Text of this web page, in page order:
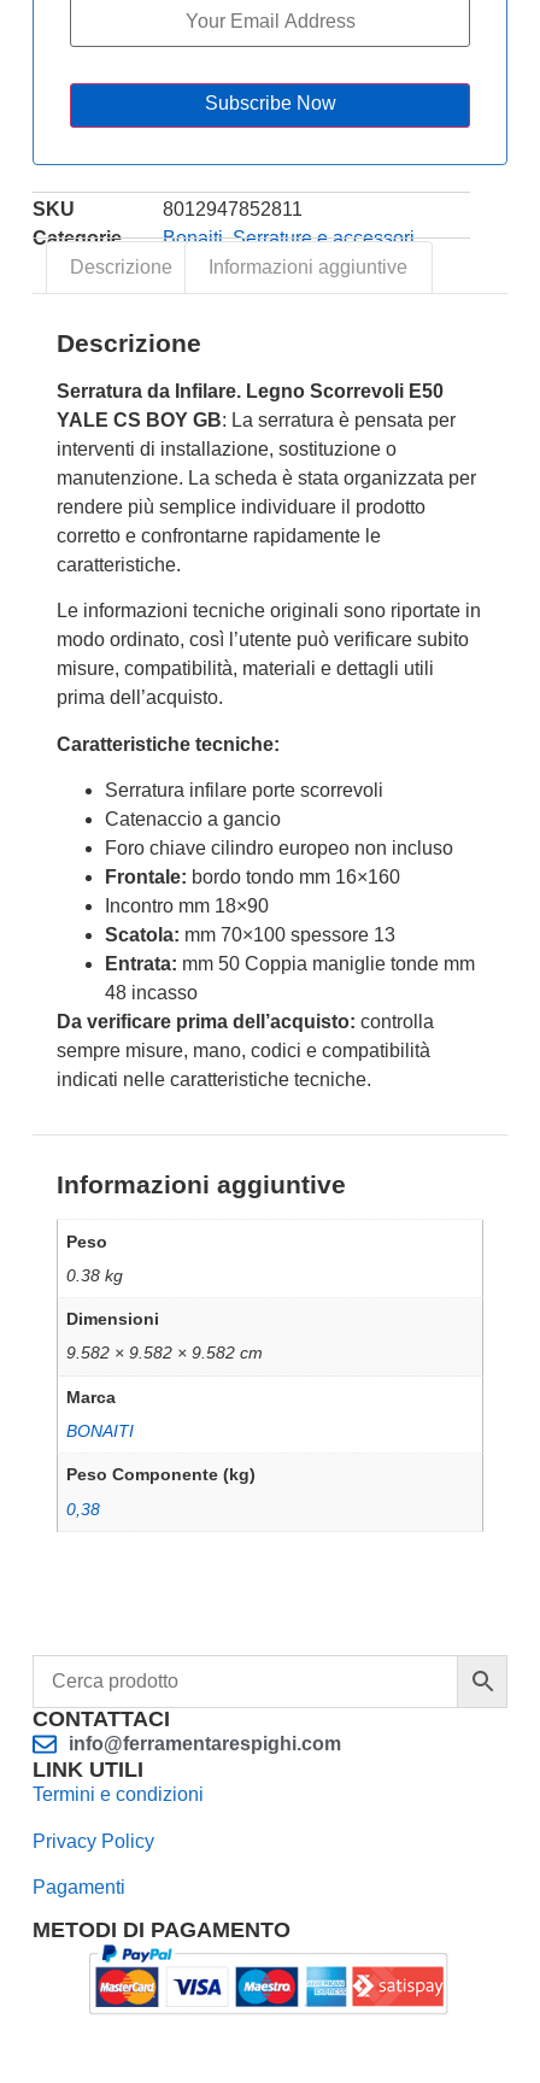
Subscribe Now
SKU
8012947852811
Categorie
Bonaiti,Serrature e accessori
Descrizione
Informazioni aggiuntive
Descrizione
Serratura da Infilare. Legno Scorrevoli E50
YALE CS BOY GB: La serratura è pensata per
interventi di installazione, sostituzione o
manutenzione. La scheda è stata organizzata per
rendere più semplice individuare il prodotto
corretto e confrontarne rapidamente le
caratteristiche.
Le informazioni tecniche originali sono riportate in
modo ordinato, così l’utente può verificare subito
misure, compatibilità, materiali e dettagli utili
prima dell’acquisto.
Caratteristiche tecniche:
Serratura infilare porte scorrevoli
Catenaccio a gancio
Foro chiave cilindro europeo non incluso
Frontale: bordo tondo mm 16×160
Incontro mm 18×90
Scatola: mm 70×100 spessore 13
Entrata: mm 50 Coppia maniglie tonde mm
48 incasso
Da verificare prima dell’acquisto: controlla
sempre misure, mano, codici e compatibilità
indicati nelle caratteristiche tecniche.
Informazioni aggiuntive
Peso
0.38 kg
Dimensioni
9.582 × 9.582 × 9.582 cm
Marca
BONAITI
Peso Componente (kg)
0,38
CONTATTACI
info@ferramentarespighi.com
LINK UTILI
Termini e condizioni
Privacy Policy
Pagamenti
METODI DI PAGAMENTO